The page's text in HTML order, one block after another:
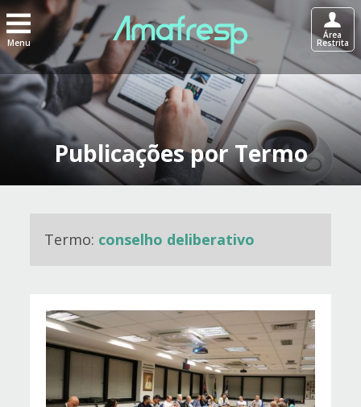
Menu
Área
Restrita
Publicações por Termo
Termo: conselho deliberativo